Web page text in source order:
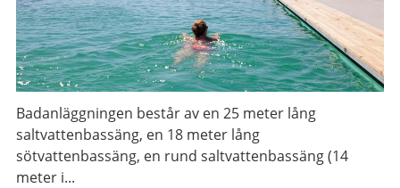
Badanläggningen består av en 25 meter lång
saltvattenbassäng, en 18 meter lång
sötvattenbassäng, en rund saltvattenbassäng (14
meter i...